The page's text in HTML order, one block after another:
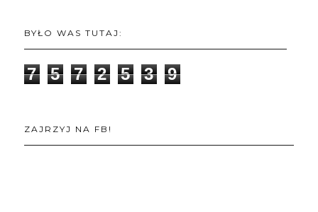
BYŁO WAS TUTAJ:
7 5 7 2 5 3 9
ZAJRZYJ NA FB!